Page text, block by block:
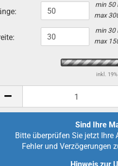
min 50
max
min 30
max
inkl.
Sind Ihre
Bitte überprüfen Sie jetzt Ihre
Fehler und Verzögerungen